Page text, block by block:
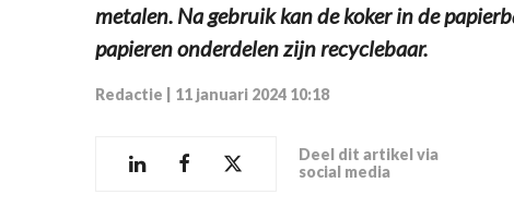
metalen. Na gebruik kan de koker in de
papieren onderdelen zijn recyclebaar.
Redactie 11 januari 2024 10:18
Deel dit artikel via
social media